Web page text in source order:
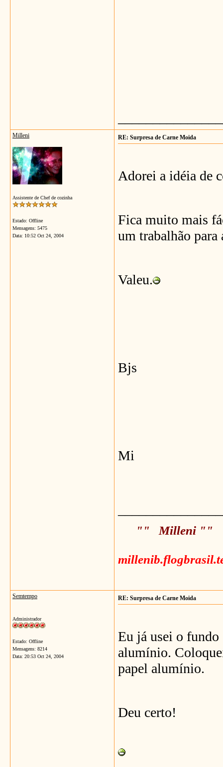
Milleni
Assistente de Chef de cozinha
Estado: Offline
Mensagens: 5475
Data: 10:52 Oct 24, 2004
RE: Surpresa de Carne Moida
Adorei a idéia de
Fica muito mais
um trabalhão para
Valeu.
Bjs
Mi
"" Milleni ""
Semtempo
Administrador
Estado: Offline
Mensagens: 8214
Data: 20:53 Oct 24, 2004
RE: Surpresa de Carne Moida
Eu já usei o
alumínio.
papel alumínio.
Deu certo!